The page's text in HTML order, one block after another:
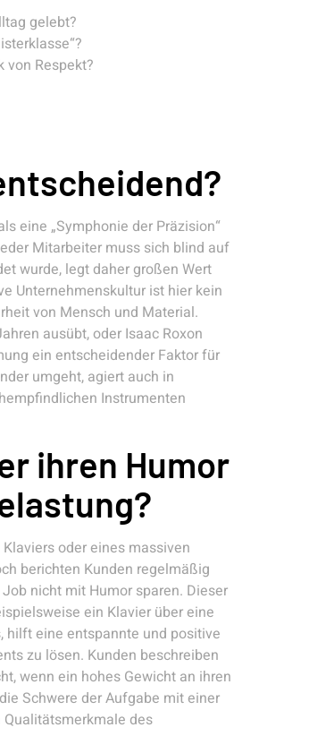
gelebt?
von Respekt?
eine „Symphonie der Präzision“
Mitarbeiter muss sich blind auf
wurde, legt daher großen Wert
Unternehmenskultur ist hier kein
von Mensch und Material.
ausübt, oder Isaac Roxon
ein entscheidender Faktor für
umgeht, agiert auch in
Instrumenten
ihren Humor
oder eines massiven
berichten Kunden regelmäßig
nicht mit Humor sparen. Dieser
ein Klavier über eine
hilft eine entspannte und positive
zu lösen. Kunden beschreiben
wenn ein hohes Gewicht an ihren
Schwere der Aufgabe mit einer
des